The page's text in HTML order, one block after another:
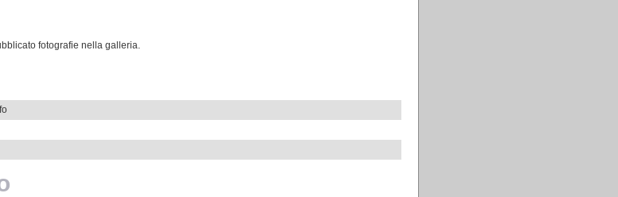
fotografie nella galleria.